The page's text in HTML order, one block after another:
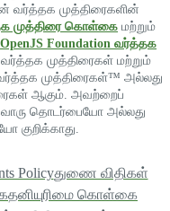
வர்த்தக முத்திரைகளின்
முத்திரை கொள்கை மற்றும்
OpenJS Foundation வர்த்தக
வர்த்தக முத்திரைகள் மற்றும்
முத்திரைகள்™ அல்லது
ஆகும். அவற்றைப்
தொடர்பையோ அல்லது
Policyதுணை விதிகள்
தனியுரிமை கொள்கை